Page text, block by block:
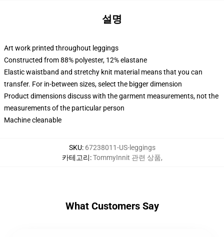
설명
Art work printed throughout leggings
Constructed from 88% polyester, 12% elastane
Elastic waistband and stretchy knit material means that you can
transfer. For in-between sizes, select the bigger dimension
Product dimensions discuss with the garment measurements, not the
measurements of the particular person
Machine cleanable
SKU: 67238011-US-leggings
카테고리:TommyInnit 관련 상품,
What Customers Say